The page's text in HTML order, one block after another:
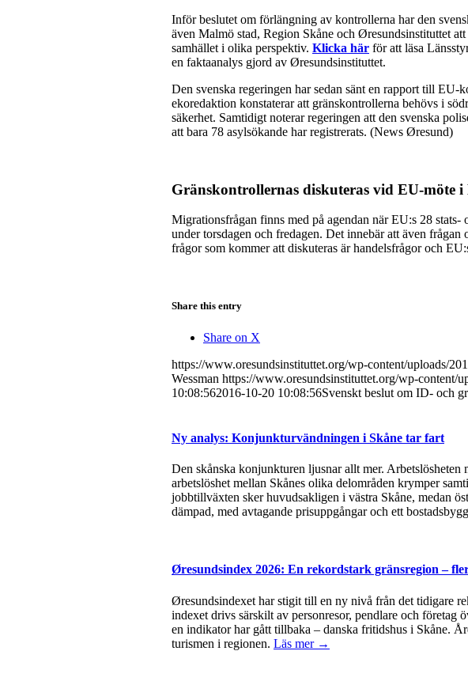
Inför beslutet om förlängning av kontrollerna har den
även Malmö stad, Region Skåne och Øresundsinstituttet
samhället i olika perspektiv. Klicka här för att läsa
en faktaanalys gjord av Øresundsinstituttet.
Den svenska regeringen har sedan sänt en rapport till EU-
ekoredaktion konstaterar att gränskontrollerna behövs i
säkerhet. Samtidigt noterar regeringen att den svenska
att bara 78 asylsökande har registrerats. (News Øresund)
Gränskontrollernas diskuteras vid EU-möte i
Migrationsfrågan finns med på agendan när EU:s 28
under torsdagen och fredagen. Det innebär att även
frågor som kommer att diskuteras är handelsfrågor och
Share this entry
Share on X
https://www.oresundsinstituttet.org/wp-content/uploads/
Wessman https://www.oresundsinstituttet.org/wp-content/
10:08:562016-10-20 10:08:56Svenskt beslut om ID- och
Ny analys: Konjunkturvändningen i Skåne tar fart
Den skånska konjunkturen ljusnar allt mer.
arbetslöshet mellan Skånes olika delområden krymper
jobbtillväxten sker huvudsakligen i västra Skåne, medan
dämpad, med avtagande prisuppgångar och ett
Øresundsindex 2026: En rekordstark gränsregion –
Øresundsindexet har stigit till en ny nivå från det tidigare
indexet drivs särskilt av personresor, pendlare och företag
en indikator har gått tillbaka – danska fritidshus i Skåne.
turismen i regionen. Läs mer →